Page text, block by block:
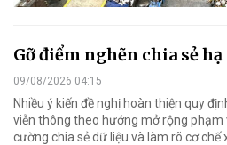
Gỡ điểm nghẽn chia sẻ
09/08/2026 04:15
Nhiều ý kiến đề nghị hoàn thiện quy
viễn thông theo hướng mở rộng phạm
cường chia sẻ dữ liệu và làm rõ cơ chế